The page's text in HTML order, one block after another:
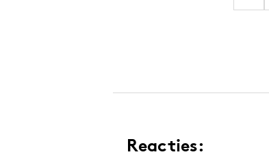
Reacties: